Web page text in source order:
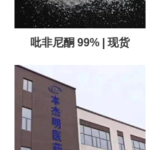
吡非尼酮 99% | 现货